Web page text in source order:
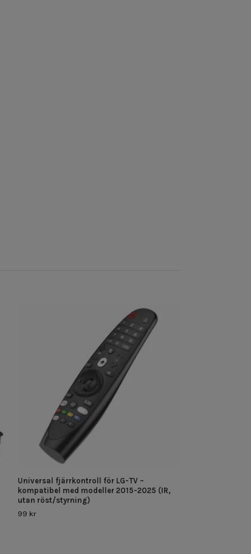
Universal fjärrkontroll för LG-TV –
kompatibel med modeller 2015-2025 (IR,
utan röst/styrning)
99 kr